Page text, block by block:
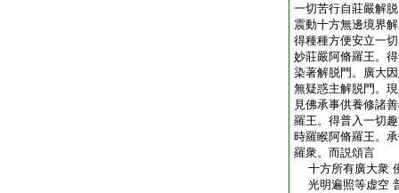
一切苦行自莊嚴解
震動十方無邊境界
得種種方便安立一
妙莊嚴阿脩羅王。
染著解脱門。廣大
無疑惑主解脱門。
見佛承事供養修諸
羅王。得普入一切
時羅睺阿脩羅王。
羅衆。而説頌言
十方所有廣大衆
光明遍照等虚空